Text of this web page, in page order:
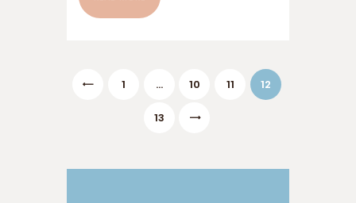
des
publications
PAGE
1 … PAGE
10 PAGE
11 PAGE
12
PAGE
13
>